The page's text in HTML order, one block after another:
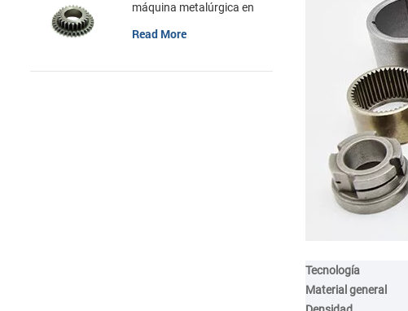
Tecnología
Material general
máquina metalúrgica en
polvo sinterizada de acero
Read More